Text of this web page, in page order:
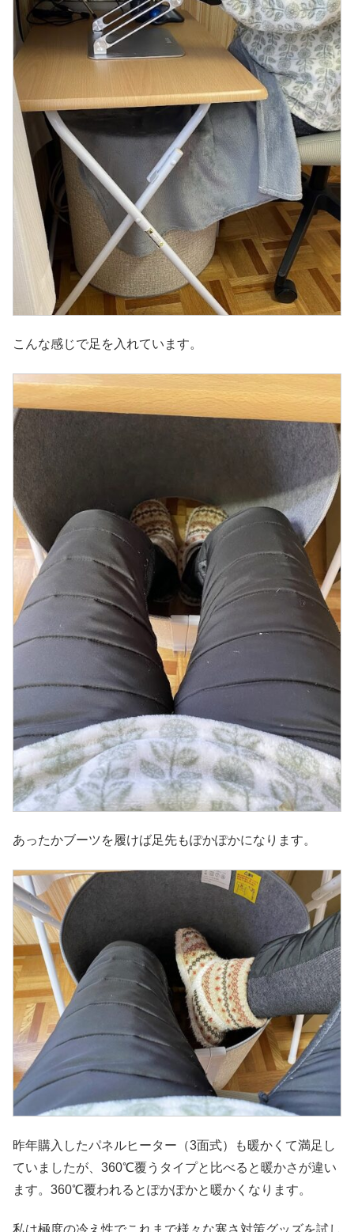
こんな感じで足を入れています。
あったかブーツを履けば足先もぽかぽかになります。
昨年購入したパネルヒーター（3面式）も暖かくて満足し
ていましたが、360℃覆うタイプと比べると暖かさが違い
ます。360℃覆われるとぽかぽかと暖かくなります。
私は極度の冷え性でこれまで様々な寒さ対策グッズを試し